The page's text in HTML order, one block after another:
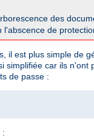
des
de
il est plus simple de
car ils n'ont
de passe :
: